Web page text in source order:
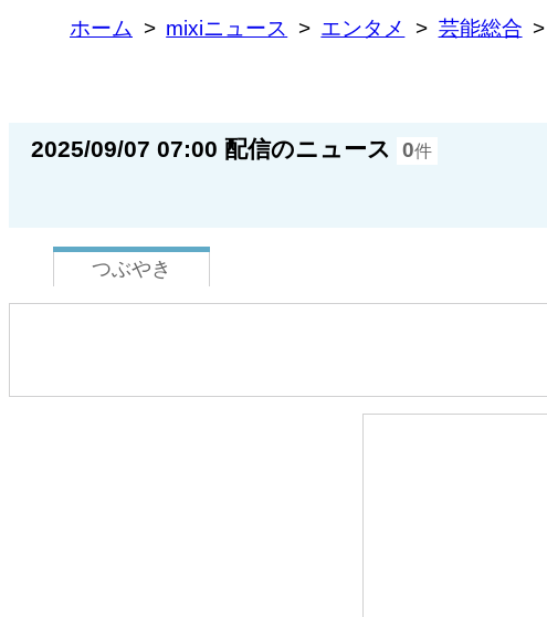
ホーム mixiニュース エンタメ 芸能総合
2025/09/07 07:00 配信のニュース 0件
つぶやき